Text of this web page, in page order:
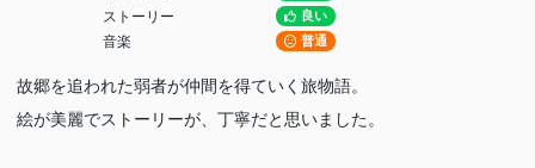
ストーリー 良い
音楽 普通
故郷を追われた弱者が仲間を得ていく旅物語。
絵が美麗でストーリーが、丁寧だと思いました。